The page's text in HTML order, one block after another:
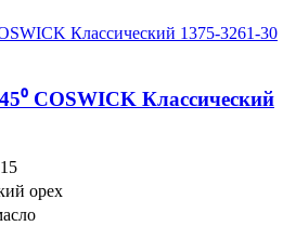
Классический 1375-3261-30
COSWICK Классический
орех